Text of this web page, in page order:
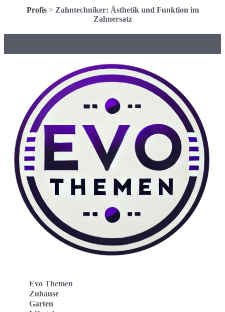
Profis> Zahntechniker: Ästhetik und Funktion im
Zahnersatz
Evo Themen
Zuhause
Garten